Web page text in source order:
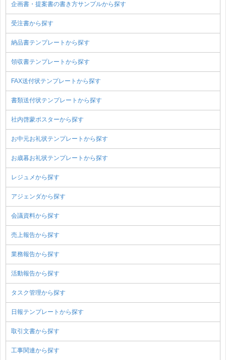
企画書・提案書の書き方サンプルから探す
受注書から探す
納品書テンプレートから探す
領収書テンプレートから探す
FAX送付状テンプレートから探す
書類送付状テンプレートから探す
社内啓蒙ポスターから探す
お中元お礼状テンプレートから探す
お歳暮お礼状テンプレートから探す
レジュメから探す
アジェンダから探す
会議資料から探す
売上報告から探す
業務報告から探す
活動報告から探す
タスク管理から探す
日報テンプレートから探す
取引文書から探す
工事関連から探す